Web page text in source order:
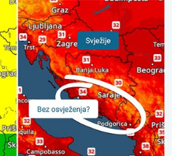
pljuskovi. Ponovno toplije. . .